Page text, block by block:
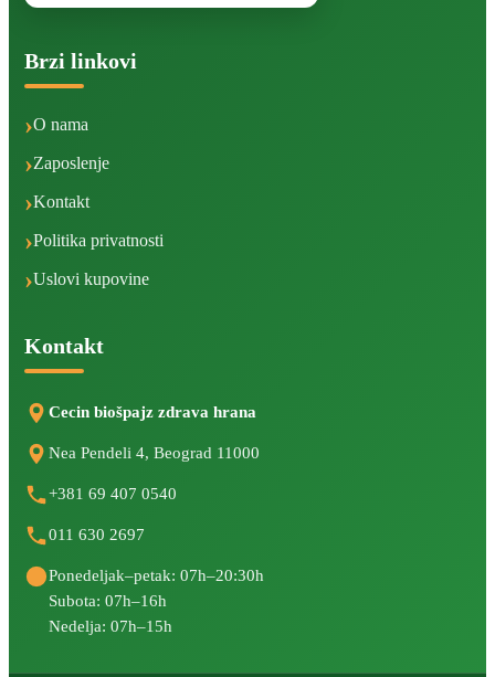
Brzi linkovi
O nama
Zaposlenje
Kontakt
Politika privatnosti
Uslovi kupovine
Kontakt
Cecin biošpajz zdrava hrana
Nea Pendeli 4, Beograd 11000
+381 69 407 0540
011 630 2697
Ponedeljak–petak: 07h–20:30h
Subota: 07h–16h
Nedelja: 07h–15h